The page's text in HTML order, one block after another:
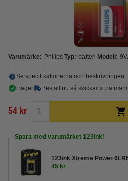
Varumärke: Philips Typ: batteri Modell:
Se specifikationerna och beskrivningen
i lager
Beställ nu så skickar vi på
54 kr
Spara med varumärket 123ink!
123ink Xtreme Power
45 kr